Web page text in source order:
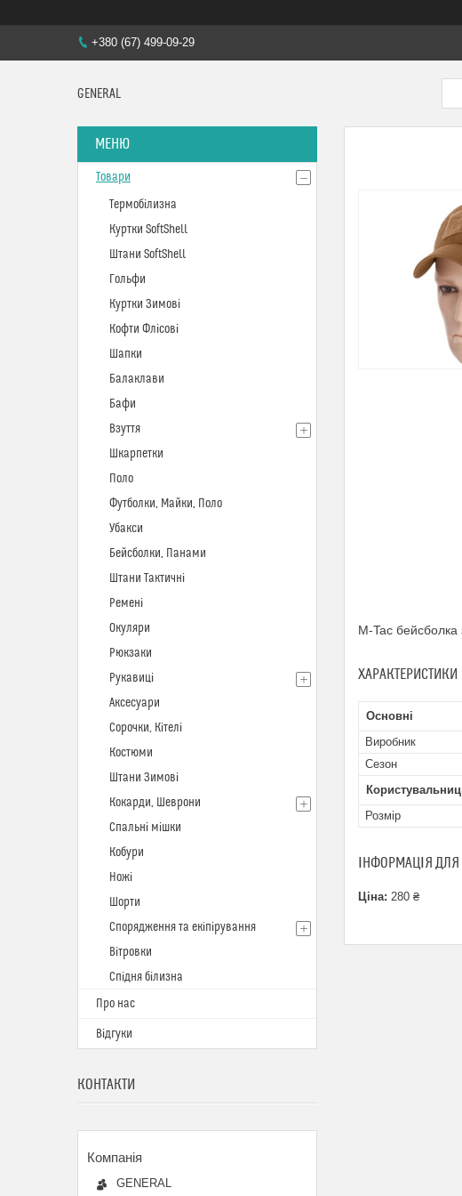
+380 (67) 499-09-29
GENERAL
M-Tac бейсболка
ХАРАКТЕРИСТИКИ
Основні
Виробник
Сезон
Розмір
ІНФОРМАЦІЯ
Ціна: 280 ₴
Товари
Термобілизна
Куртки SoftShell
Штани SoftShell
Гольфи
Куртки Зимові
Кофти Флісові
Шапки
Балаклави
Бафи
Взуття
Шкарпетки
Поло
Футболки, Майки, Поло
Убакси
Бейсболки, Панами
Штани Тактичні
Ремені
Окуляри
Рюкзаки
Рукавиці
Аксесуари
Сорочки, Кітелі
Костюми
Штани Зимові
Кокарди, Шеврони
Спальні мішки
Кобури
Ножі
Шорти
Спорядження та екіпірування
Вітровки
Спідня білизна
Про нас
Відгуки
КОНТАКТИ
GENERAL